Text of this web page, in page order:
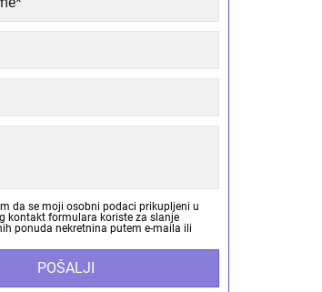
da se moji osobni podaci prikupljeni u
kontakt formulara koriste za slanje
ponuda nekretnina putem e-maila ili
POŠALJI